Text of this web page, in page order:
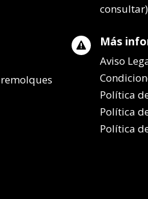
 Más
Aviso
Política
Política
Política